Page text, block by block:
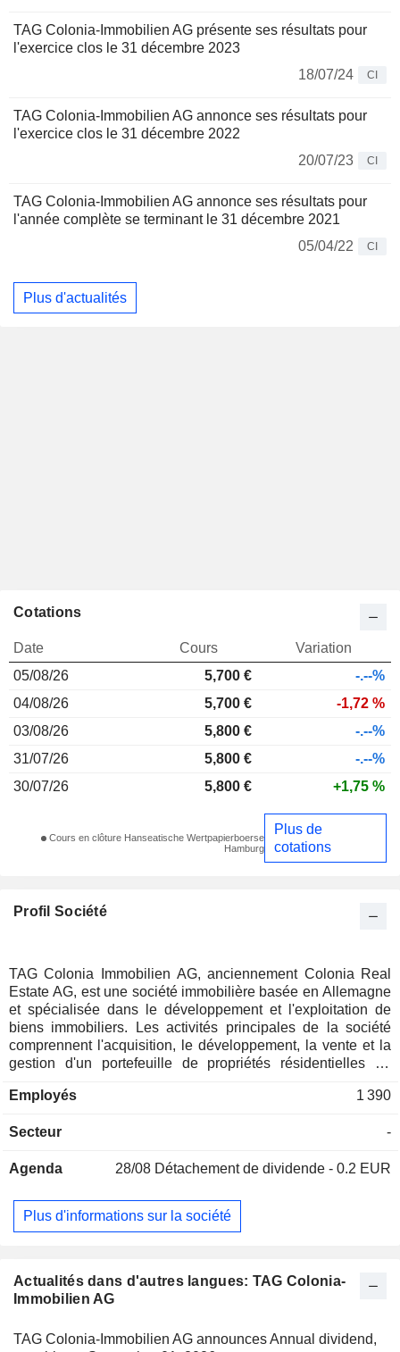
TAG Colonia-Immobilien AG présente ses résultats pour
l'exercice clos le 31 décembre 2023
18/07/24
CI
TAG Colonia-Immobilien AG annonce ses résultats pour
l'exercice clos le 31 décembre 2022
20/07/23
CI
TAG Colonia-Immobilien AG annonce ses résultats pour
l'année complète se terminant le 31 décembre 2021
05/04/22
CI
Plus d'actualités
Actualités dans d'autres langues: TAG Colonia-
Immobilien AG
TAG Colonia-Immobilien AG announces Annual dividend,
Profil Société
TAG Colonia Immobilien AG, anciennement Colonia Real
Estate AG, est une société immobilière basée en Allemagne
et spécialisée dans le développement et l'exploitation de
biens immobiliers. Les activités principales de la société
comprennent l'acquisition, le développement, la vente et la
gestion d'un portefeuille de propriétés résidentielles de
filiale à participation majoritaire de TAG Immobilien AG.
Employés 1 390
Secteur -
Agenda 28/08 Détachement de dividende - 0.2 EUR
Plus d'informations sur la société
Cotations
Date Cours
Variation
05/08/26
5,700 €
-.--%
04/08/26
5,700 €
-1,72 %
03/08/26
5,800 €
-.--%
31/07/26
5,800 €
-.--%
30/07/26
5,800 € +1,75 %
Cours en clôture Hanseatische Wertpapierboerse
Hamburg
Plus de
cotations